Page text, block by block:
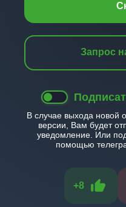
Запрос
В случае выхода новой
версии, Вам будет
уведомление. Или
помощью
+8